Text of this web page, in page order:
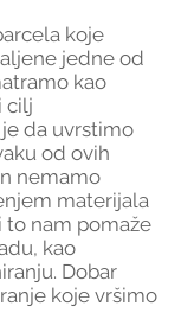
koje
jedne od
kao
cilj
da uvrstimo
od ovih
nemamo
materijala
to nam pomaže
kao
Dobar
koje vršimo